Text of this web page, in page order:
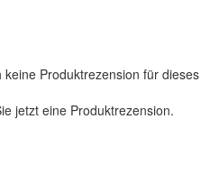
keine Produktrezension für dieses
jetzt eine Produktrezension.